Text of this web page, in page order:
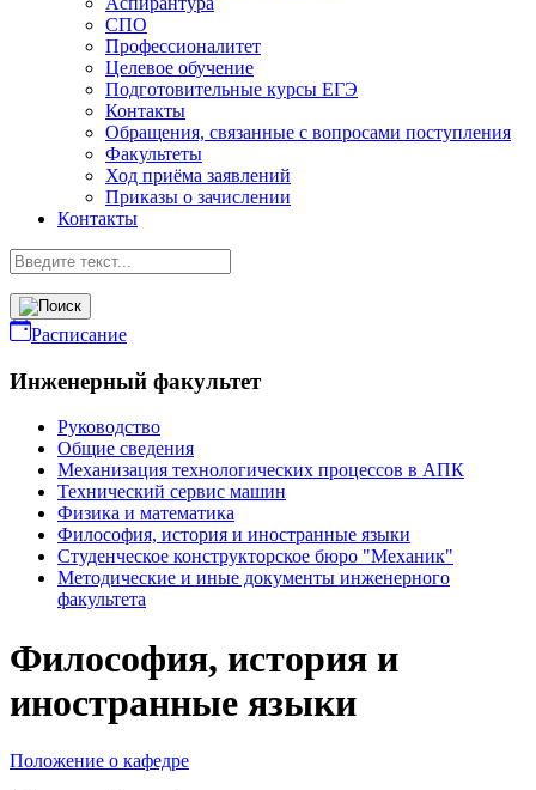
СПО
Профессионалитет
Целевое обучение
Подготовительные курсы ЕГЭ
Контакты
Обращения, связанные с вопросами поступления
Факультеты
Ход приёма заявлений
Приказы о зачислении
Контакты
Расписание
Инженерный факультет
Руководство
Общие сведения
Механизация технологических процессов в АПК
Технический сервис машин
Физика и математика
Философия, история и иностранные языки
Студенческое конструкторское бюро "Механик"
Методические и иные документы инженерного
факультета
Философия, история и
иностранные языки
Положение о кафедре